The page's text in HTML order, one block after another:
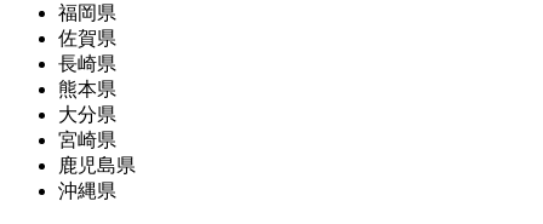
福岡県
佐賀県
長崎県
熊本県
大分県
宮崎県
鹿児島県
沖縄県